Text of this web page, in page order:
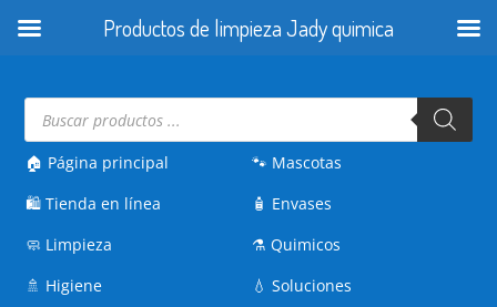
Búsqueda
productos
🏠 Página principal
🛍️Tienda en línea
🧼 Limpieza
🚿 Higiene
🐾 Mascotas
🧴 Envases
⚗️Quimicos
💧Soluciones
Productos de limpieza Jady quimica